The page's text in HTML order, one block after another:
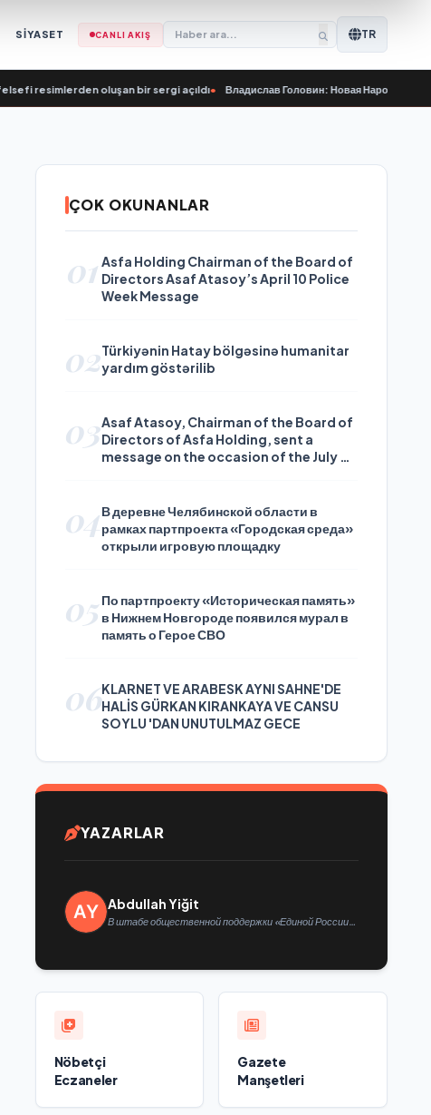
SİYASET CANLI AKIŞ TR
oluşan bir sergi açıldı• Владислав Головин: Новая Народная программа
ÇOK OKUNANLAR
01 Asfa Holding Chairman of the Board of
Directors Asaf Atasoy’s April 10 Police
Week Message
02Türkiyənin Hatay bölgəsinə humanitar
yardım göstərilib
03Asaf Atasoy, Chairman of the Board of
Directors of Asfa Holding, sent a
message on the occasion of the July 24
04В деревне Челябинской области в
рамках партпроекта «Городская среда»
открыли игровую площадку
05 По партпроекту «Историческая память»
в Нижнем Новгороде появился мурал в
память о Герое СВО
06KLARNET VE ARABESK AYNI SAHNE'DE
HALİS GÜRKAN KIRANKAYA VE CANSU
SOYLU 'DAN UNUTULMAZ GECE
YAZARLAR
Abdullah Yiğit
В штабе общественной поддержки «Единой России»
Nöbetçi
Eczaneler
Gazete
Manşetleri